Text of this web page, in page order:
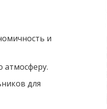
и
атмосферу.
для